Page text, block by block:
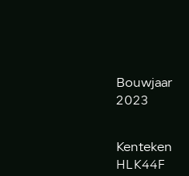
Bouwjaar
2023
Kenteken
HLK44F